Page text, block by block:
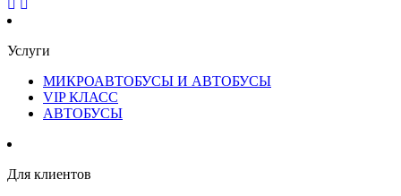
Услуги
МИКРОАВТОБУСЫ И АВТОБУСЫ
VIP КЛАСС
АВТОБУСЫ
Для клиентов